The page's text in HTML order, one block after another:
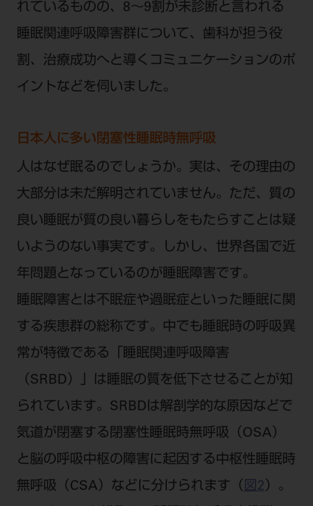
れているものの、8～9割が未診断と言われる
睡眠関連呼吸障害群について、歯科が担う役
割、治療成功へと導くコミュニケーションのポ
イントなどを伺いました。
日本人に多い閉塞性睡眠時無呼吸
人はなぜ眠るのでしょうか。実は、その理由の
大部分は未だ解明されていません。ただ、質の
良い睡眠が質の良い暮らしをもたらすことは疑
いようのない事実です。しかし、世界各国で近
年問題となっているのが睡眠障害です。
睡眠障害とは不眠症や過眠症といった睡眠に関
する疾患群の総称です。中でも睡眠時の呼吸異
常が特徴である「睡眠関連呼吸障害
（SRBD）」は睡眠の質を低下させることが知
られています。SRBDは解剖学的な原因などで
気道が閉塞する閉塞性睡眠時無呼吸（OSA）
と脳の呼吸中枢の障害に起因する中枢性睡眠時
無呼吸（CSA）などに分けられます（ 図2 ）。
個人情報保護方針 特定商取引について
推奨環境 サイトマップ